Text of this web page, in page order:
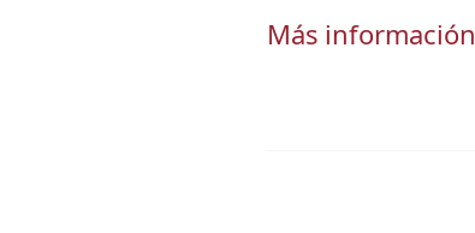
Más información